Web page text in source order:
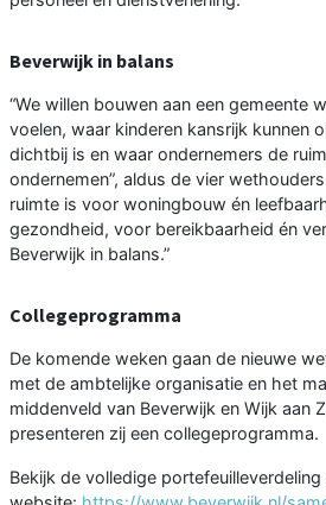
Beverwijk in balans
“We willen bouwen aan een gemeente
voelen, waar kinderen kansrijk kunnen
dichtbij is en waar ondernemers de
ondernemen”, aldus de vier
ruimte is voor woningbouw én
gezondheid, voor bereikbaarheid én
Beverwijk in balans.”
Collegeprogramma
De komende weken gaan de nieuwe
met de ambtelijke organisatie en het
middenveld van Beverwijk en Wijk aan
presenteren zij een collegeprogramma.
Bekijk de volledige